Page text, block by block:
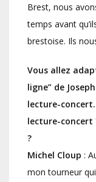
Brest, nous
temps avant
brestoise. Ils
Vous allez
ligne” de
lecture-
lecture-concert
?
Michel Cloup :
mon tourneur